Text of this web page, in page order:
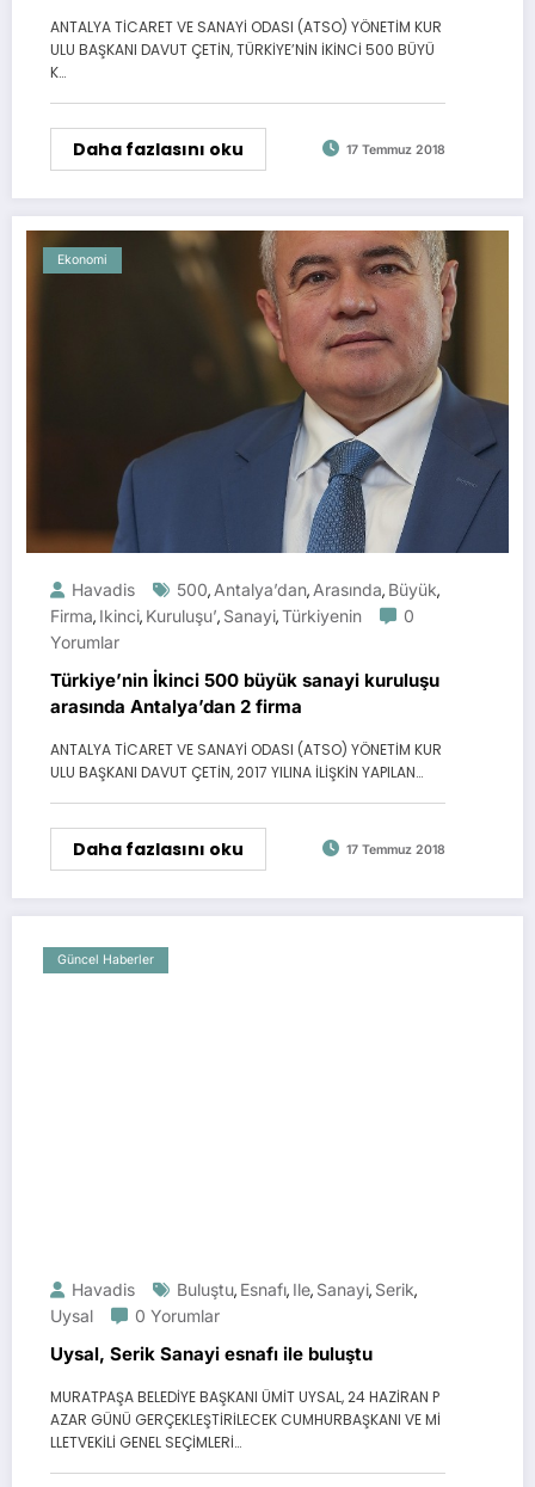
ANTALYA TİCARET VE SANAYİ ODASI (ATSO) YÖNETİM KUR
ULU BAŞKANI DAVUT ÇETİN, TÜRKİYE’NİN İKİNCİ 500 BÜYÜ
K…
Daha fazlasını oku 17 Temmuz 2018
Ekonomi
Havadis 500, Antalya’dan, Arasında, Büyük,
Firma, Ikinci, Kuruluşu’, Sanayi,Türkiyenin
0
Yorumlar
Türkiye’nin İkinci 500 büyük sanayi kuruluşu
arasında Antalya’dan 2 firma
ANTALYA TİCARET VE SANAYİ ODASI (ATSO) YÖNETİM KUR
ULU BAŞKANI DAVUT ÇETİN, 2017 YILINA İLİŞKİN YAPILAN…
Daha fazlasını oku 17 Temmuz 2018
Güncel Haberler
Havadis Buluştu, Esnafı, Ile, Sanayi, Serik,
Uysal
0 Yorumlar
Uysal, Serik Sanayi esnafı ile buluştu
MURATPAŞA BELEDİYE BAŞKANI ÜMİT UYSAL, 24 HAZİRAN P
AZAR GÜNÜ GERÇEKLEŞTİRİLECEK CUMHURBAŞKANI VE Mİ
LLETVEKİLİ GENEL SEÇİMLERİ…